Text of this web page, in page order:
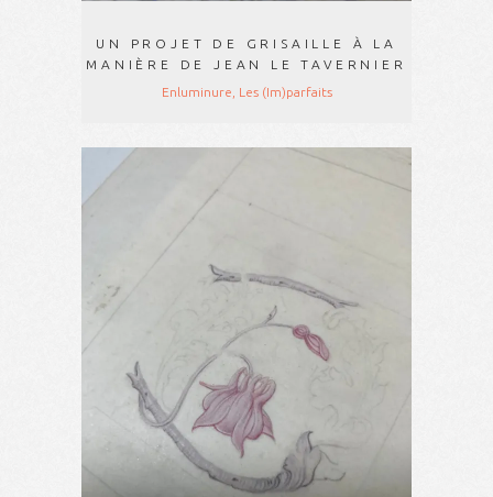
UN PROJET DE GRISAILLE À LA
MANIÈRE DE JEAN LE TAVERNIER
Enluminure, Les (Im)parfaits